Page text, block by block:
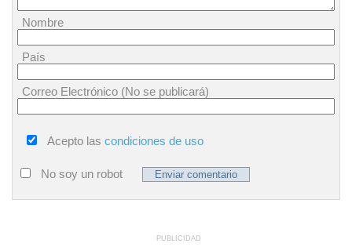
Nombre
País
Correo Electrónico (No se publicará)
Acepto las condiciones de uso
No soy un robot
PUBLICIDAD